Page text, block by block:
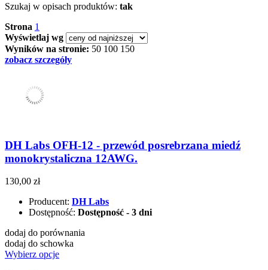
Szukaj w opisach produktów: tak
Strona 1
Wyświetlaj wg
Wyników na stronie: 50 100 150
zobacz szczegóły
DH Labs OFH-12 - przewód posrebrzana miedź
monokrystaliczna 12AWG.
130,00 zł
Producent: DH Labs
Dostępność: Dostępność - 3 dni
dodaj do porównania
dodaj do schowka
Wybierz opcje